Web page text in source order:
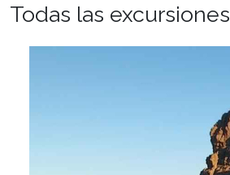
Todas las excursiones